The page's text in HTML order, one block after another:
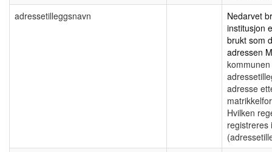
adressetilleggsnavn
Nedarvet
institusjon
brukt som
adressen
adresse
Hvilken
registreres